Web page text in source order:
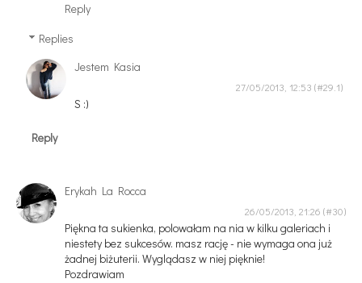
Reply
Replies
Jestem Kasia
27/05/2013, 12:53
S :)
Reply
Erykah La Rocca
26/05/2013, 21:26
Piękna ta sukienka, polowałam na nia w kilku galeriach i
niestety bez sukcesów. masz rację - nie wymaga ona już
żadnej biżuterii. Wyglądasz w niej pięknie!
Pozdrawiam